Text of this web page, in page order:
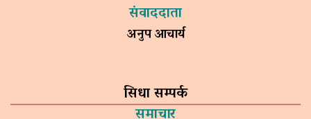
संवाददाता
अनुप आचार्य
सिधा सम्पर्क